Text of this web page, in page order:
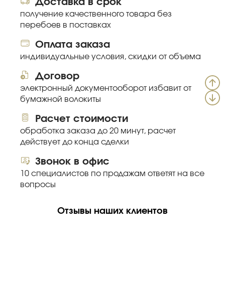
Доставка в срок
получение качественного товара без
перебоев в поставках
Оплата заказа
индивидуальные условия, скидки от объема
Договор
электронный документооборот избавит от
бумажной волокиты
Расчет стоимости
обработка заказа до 20 минут, расчет
действует до конца сделки
Звонок в офис
10 специалистов по продажам ответят на все
вопросы
Отзывы наших клиентов